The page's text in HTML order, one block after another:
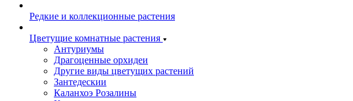
Редкие и коллекционные растения
Цветущие комнатные растения
Антуриумы
Драгоценные орхидеи
Другие виды цветущих растений
Зантедескии
Каланхоэ Розалины